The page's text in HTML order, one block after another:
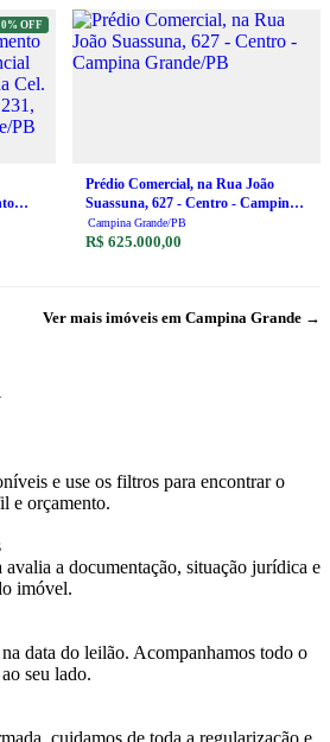
OFF
de
Prédio Comercial, na Rua João
Suassuna, 627 - Centro - Campina
Grande/PB
Campina Grande/PB
R$ 625.000,00
Ver mais imóveis em Campina Grande →
e use os filtros para encontrar o
e orçamento.
avalia a documentação, situação jurídica e
imóvel.
data do leilão. Acompanhamos todo o
seu lado.
cuidamos de toda a regularização e